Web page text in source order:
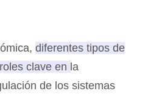
diferentes tipos de
clave en la
de los sistemas